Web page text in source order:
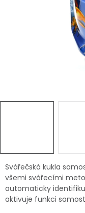
Autodoplňky
Značky
Svářečská kukla
všemi svářecími
automaticky
aktivuje funkci